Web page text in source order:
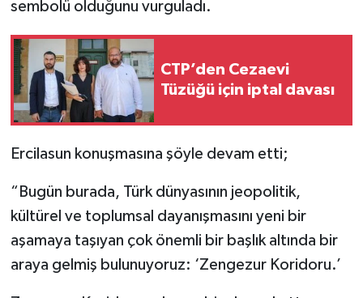
sembolü olduğunu vurguladı.
CTP’den Cezaevi
Tüzüğü için iptal davası
Ercilasun konuşmasına şöyle devam etti;
“Bugün burada, Türk dünyasının jeopolitik,
kültürel ve toplumsal dayanışmasını yeni bir
aşamaya taşıyan çok önemli bir başlık altında bir
araya gelmiş bulunuyoruz: ‘Zengezur Koridoru.’